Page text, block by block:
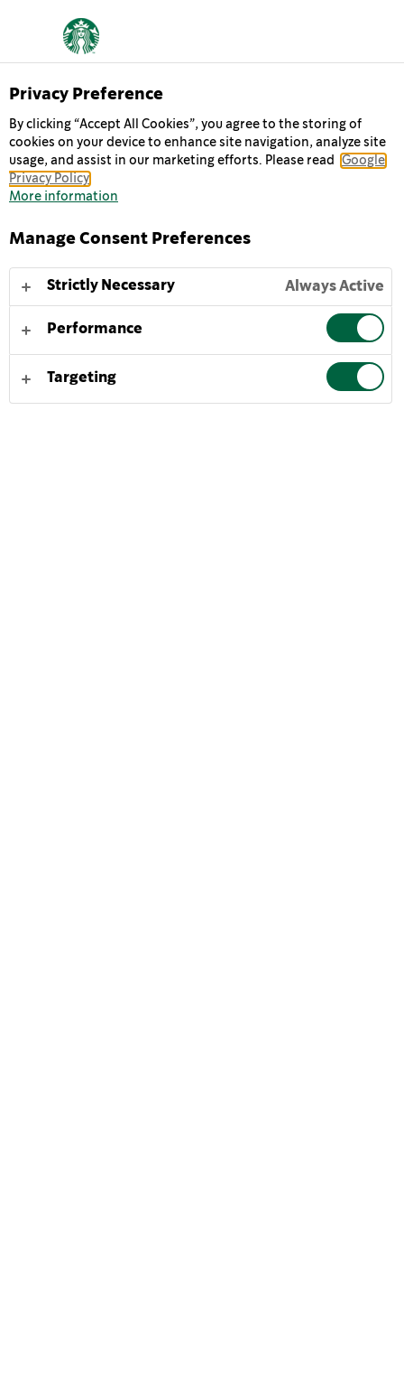
Chilled Classics
CAFFÈ LATTE SEM
AÇÚCAR
Caffè Latte sem Açúcar gelado Starbucks®: Versão mais
refrescante que não compromete o sabor. Saboreie
Para desfrutar do melhor do nosso saboroso Caffè
Latte sem Açúcar Starbucks®, sirva frio ou com gelo e
agite suavemente para despertar os sabores.
Privacy Preference
By clicking “Accept All Cookies”, you agree to the storing of
cookies on your device to enhance site navigation, analyze site
usage, and assist in our marketing efforts. Please read
Google
Privacy Policy
More information
Manage Consent Preferences
Strictly Necessary Always Active
Performance
Targeting